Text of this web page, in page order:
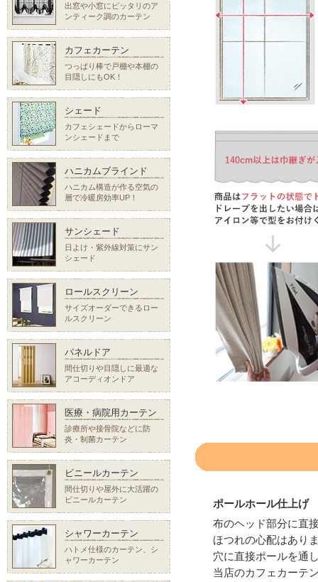
ポールホール仕上げ
布のヘッド部分に直
ほつれの心配はあり
穴に直接ポールを通
当店のカフェカーテ
出窓や小窓にピッタリのア
ンティーク調のカーテン
カフェカーテン
つっぱり棒で戸棚や本棚の
目隠しにもOK！
シェード
カフェシェードからローマ
ンシェードまで
ハニカムブラインド
ハニカム構造が作る空気の
層で冷暖房効率UP！
サンシェード
日よけ・紫外線対策にサン
シェード
ロールスクリーン
サイズオーダーできるロー
ルスクリーン
パネルドア
間仕切りや目隠しに最適な
アコーディオンドア
医療・病院用カーテン
診療所や接骨院などに防
炎・制菌カーテン
ビニールカーテン
間仕切りや屋外に大活躍の
ビニールカーテン
シャワーカーテン
ハトメ仕様のカーテン、シ
ャワーカーテン